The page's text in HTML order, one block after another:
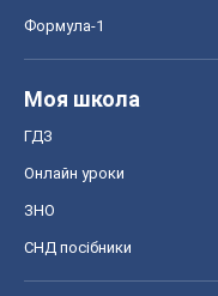
Формула-1
Моя школа
ГДЗ
Онлайн уроки
ЗНО
СНД посібники